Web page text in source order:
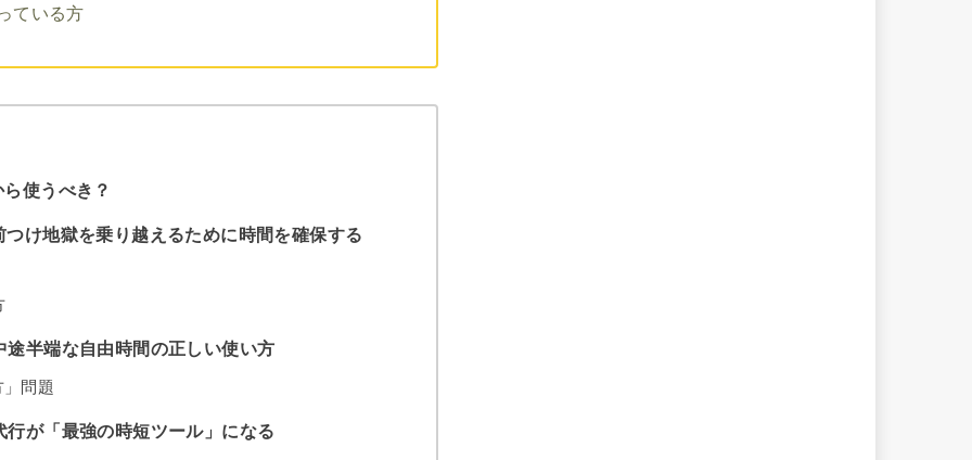
ている方
使うべき？
け地獄を乗り越えるために時間を確保する
半端な自由時間の正しい使い方
問題
が「最強の時短ツール」になる